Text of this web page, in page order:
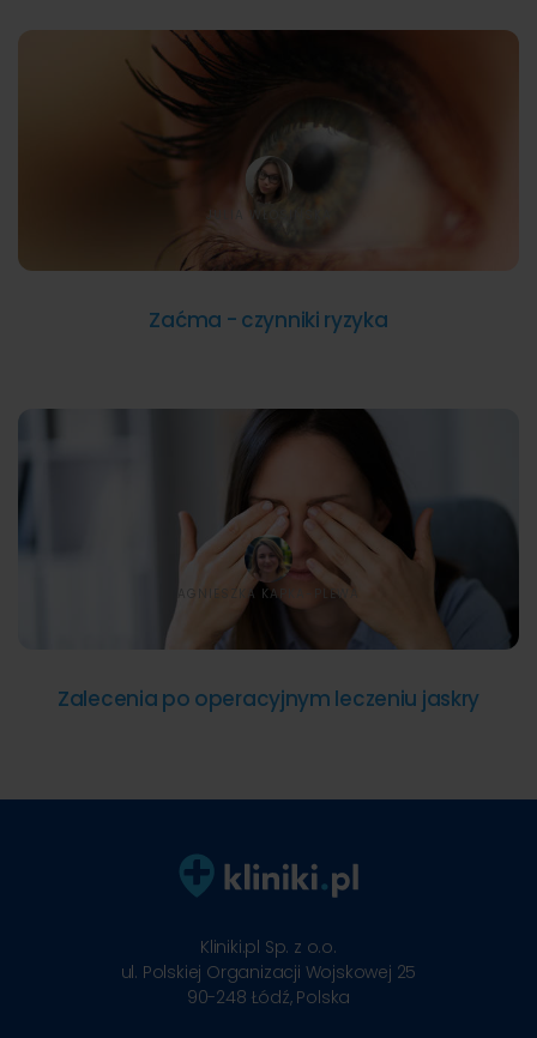
Zaćma - czynniki ryzyka
Zalecenia po operacyjnym leczeniu jaskry
AGNIESZKA KAPKA-PLEWA
Kliniki.pl Sp. z o.o.
ul. Polskiej Organizacji Wojskowej 25
90-248 Łódź, Polska